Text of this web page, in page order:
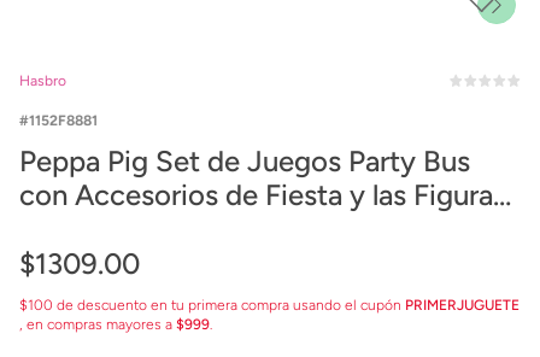
Hasbro
1152F8881
Peppa Pig Set de Juegos Party Bus
con Accesorios de Fiesta y las Figuras
$1309.00
$100 de descuento en tu primera compra usando el cupón PRIMERJUGUETE
, en compras mayores a $999.